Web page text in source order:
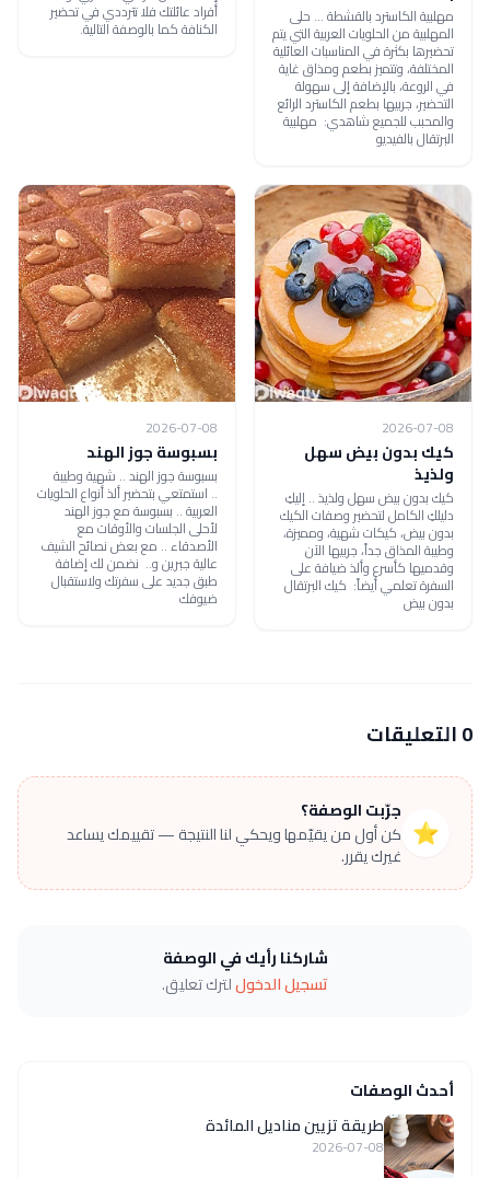
مهلبية الكاسترد بالقشطة ... حلى
المهلبية من الحلويات العربية التي يتم
تحضيرها بكثرة في المناسبات العائلية
المختلفة، وتتميز بطعم ومذاق غاية
في الروعة، بالإضافة إلى سهولة
التحضير، جربيها بطعم الكاسترد الرائع
والمحبب للجميع شاهدي: مهلبية
البرتقال بالفيديو
أفراد عائلتك فلا تترددي في تحضير
الكنافة كما بالوصفة التالية.
2026-07-08
كيك بدون بيض سهل
ولذيذ
كيك بدون بيض سهل ولذيذ .. إليكِ
دليلكِ الكامل لتحضير وصفات الكيك
بدون بيض، كيكات شهية، ومميزة،
وطيبة المذاق جداً، جربيها الآن
وقدميها كأسرع وألذ ضيافة على
السفرة تعلمي أيضاً: كيك البرتقال
بدون بيض
2026-07-08
بسبوسة جوز الهند
بسبوسة جوز الهند .. شهية وطيبة
.. استمتعي بتحضير ألذ أنواع الحلويات
العربية .. بسبوسة مع جوز الهند
لأحلى الجلسات والأوقات مع
الأصدقاء .. مع بعض نصائح الشيف
عالية جبرين و.. نضمن لك إضافة
طبق جديد على سفرتك ولاستقبال
ضيوفك
0 التعليقات
⭐
جرّبت الوصفة؟
كن أول من يقيّمها ويحكي لنا النتيجة — تقييمك يساعد
غيرك يقرر.
شاركنا رأيك في الوصفة
تسجيل الدخوللترك تعليق.
أحدث الوصفات
طريقة تزيين مناديل المائدة
2026-07-08